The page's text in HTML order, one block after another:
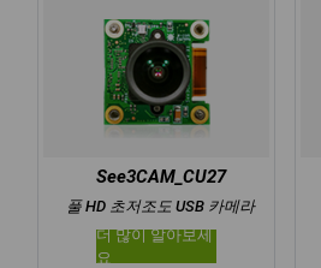
See3CAM_CU27
풀 HD 초저조도 USB 카메라
더 많이 알아보세
요